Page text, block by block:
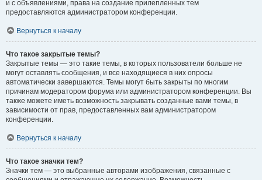
и с объявлениями, права на создание прилепленных тем
предоставляются администратором конференции.
Вернуться к началу
Что такое закрытые темы?
Закрытые темы — это такие темы, в которых пользователи больше не
могут оставлять сообщения, и все находящиеся в них опросы
автоматически завершаются. Темы могут быть закрыты по многим
причинам модератором форума или администратором конференции. Вы
также можете иметь возможность закрывать созданные вами темы, в
зависимости от прав, предоставленных вам администратором
конференции.
Вернуться к началу
Что такое значки тем?
Значки тем — это выбранные авторами изображения, связанные с